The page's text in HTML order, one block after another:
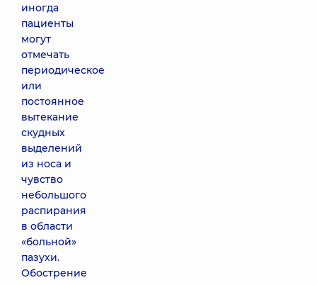
иногда
пациенты
могут
отмечать
периодическое
или
постоянное
вытекание
скудных
выделений
из носа и
чувство
небольшого
распирания
в области
«больной»
пазухи.
Обострение